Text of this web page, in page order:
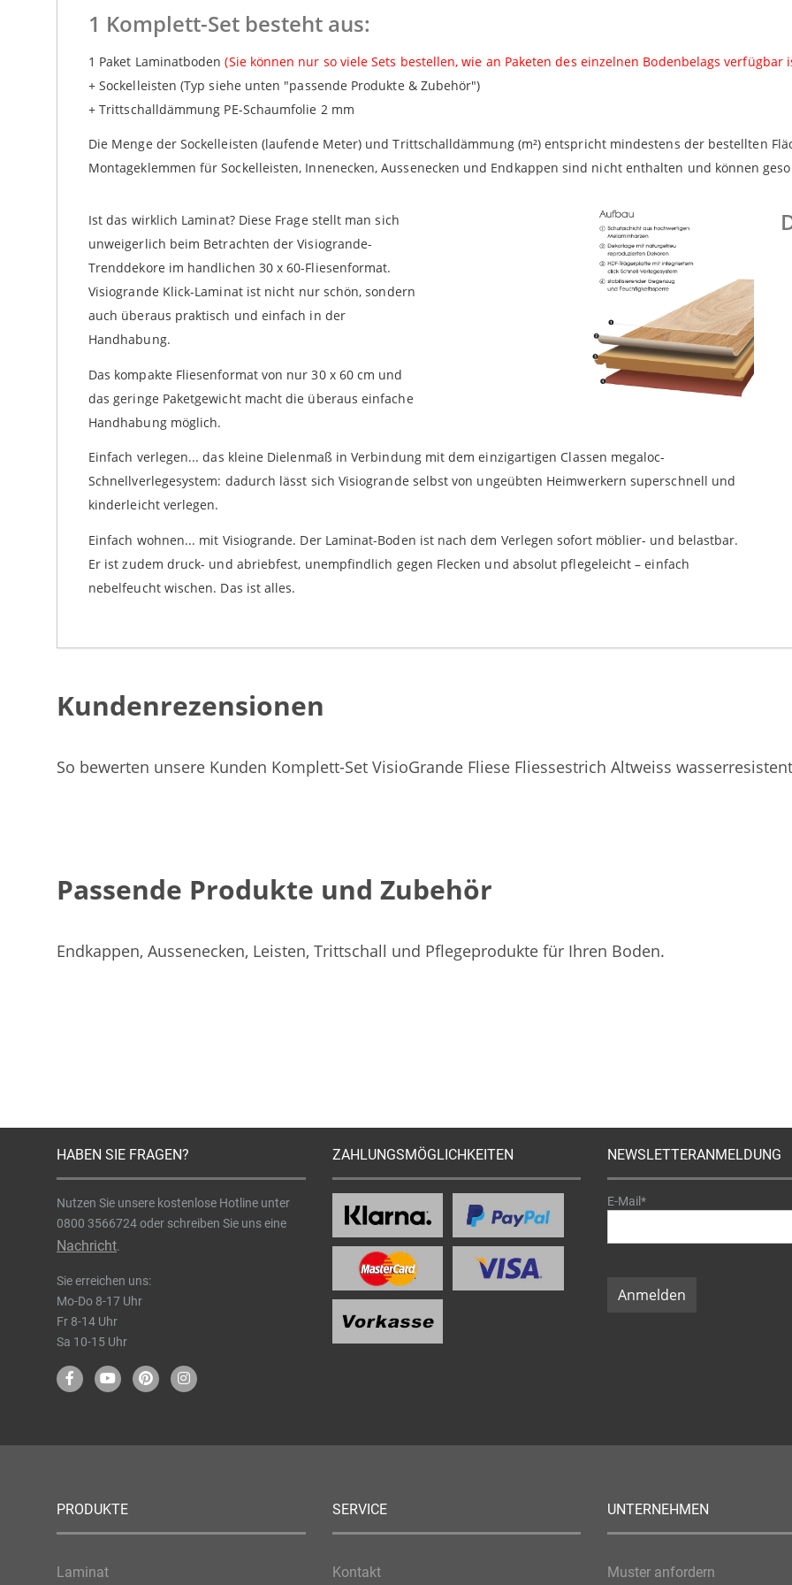
1 Komplett-Set besteht aus:
1 Paket Laminatboden(Sie können nur so viele Sets bestellen, wie an Paketen des einzelnen Bodenbelags verfügbar
+ Sockelleisten (Typ siehe unten "passende Produkte & Zubehör")
+ Trittschalldämmung PE-Schaumfolie 2 mm
Die Menge der Sockelleisten (laufende Meter) und Trittschalldämmung (m²) entspricht mindestens der bestellten
Montageklemmen für Sockelleisten, Innenecken, Aussenecken und Endkappen sind nicht enthalten und können
Ist das wirklich Laminat? Diese Frage stellt man sich
unweigerlich beim Betrachten der Visiogrande-
Trenddekore im handlichen 30 x 60-Fliesenformat.
Visiogrande Klick-Laminat ist nicht nur schön, sondern
auch überaus praktisch und einfach in der
Handhabung.
Das kompakte Fliesenformat von nur 30 x 60 cm und
das geringe Paketgewicht macht die überaus einfache
Handhabung möglich.
Einfach verlegen... das kleine Dielenmaß in Verbindung mit dem einzigartigen Classen megaloc-
Schnellverlegesystem: dadurch lässt sich Visiogrande selbst von ungeübten Heimwerkern superschnell und
kinderleicht verlegen.
Einfach wohnen... mit Visiogrande. Der Laminat-Boden ist nach dem Verlegen sofort möblier- und belastbar.
Er ist zudem druck- und abriebfest, unempfindlich gegen Flecken und absolut pflegeleicht – einfach
nebelfeucht wischen. Das ist alles.
Kundenrezensionen
So bewerten unsere Kunden Komplett-Set VisioGrande Fliese Fliessestrich Altweiss
Passende Produkte und Zubehör
Endkappen, Aussenecken, Leisten, Trittschall und Pflegeprodukte für Ihren Boden.
HABEN SIE FRAGEN?
Nutzen Sie unsere kostenlose Hotline unter
0800 3566724oder schreiben Sie uns eine
Nachricht.
Sie erreichen uns:
Mo-Do 8-17 Uhr
Fr 8-14 Uhr
Sa 10-15 Uhr
ZAHLUNGSMÖGLICHKEITEN NEWSLETTERANMELDUNG
E-Mail*
Anmelden
PRODUKTE
Laminat
SERVICE
Kontakt
UNTERNEHMEN
Muster anfordern